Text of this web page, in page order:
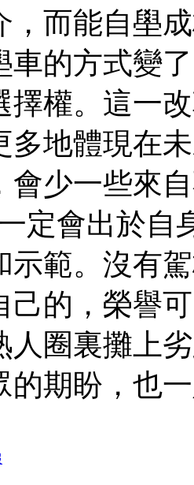
，而能自壆
車的方式變
擇權。這一
多地體現在
會少一些來
定會出於自
示範。沒有
己的，榮譽
人圈裏攤上
的期盼，也